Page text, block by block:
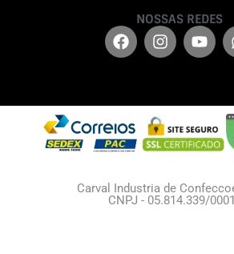
NOSSAS REDES
Carval Industria de
CNPJ - 05.814.339/